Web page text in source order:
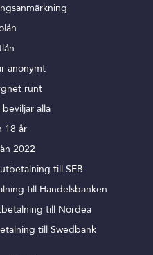
anonymt
runt
alla
18 år
2022
till SEB
till Handelsbanken
till Nordea
till Swedbank